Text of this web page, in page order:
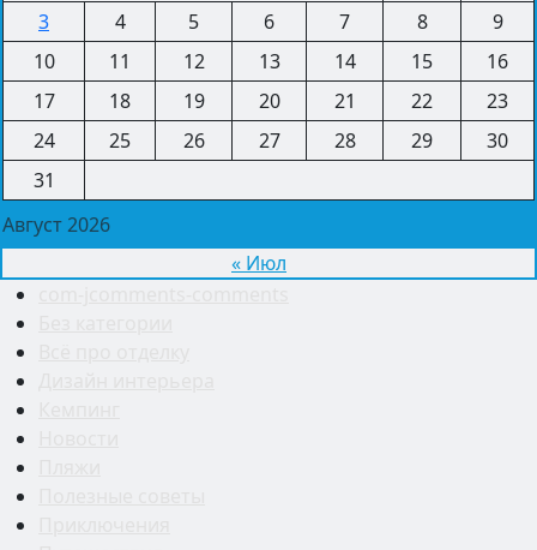
Август 2026
3
4 5 6 7 8
9
10
11 12 13 14 15
16
17
18 19 20 21 22
23
24
25 26 27 28 29
30
31
« Июл